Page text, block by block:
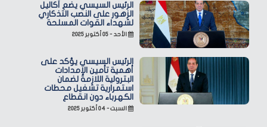
الرئيس السيسي يضع أكاليل
الزهور على النصب التذكاري
لشهداء القوات المسلحة
الأحد - ٠٥ أكتوبر ٢٠٢٥
الرئيس السيسي يؤكد على
أهمية تأمين الإمدادات
البترولية اللازمة لضمان
استمرارية تشغيل محطات
الكهرباء دون انقطاع
السبت - ٠٤ أكتوبر ٢٠٢٥